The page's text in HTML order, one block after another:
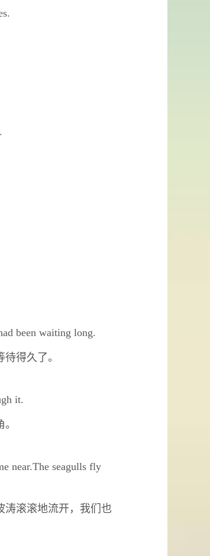
been waiting long.
得久了。
it.
。
near.The seagulls fly
涛滚滚地流开，我们也